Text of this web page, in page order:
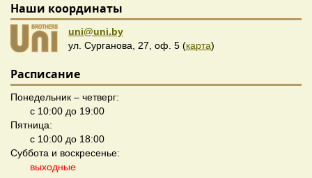
Наши координаты
uni@uni.by
ул. Сурганова, 27, оф. 5 (карта)
Расписание
Понедельник – четверг:
с 10:00 до 19:00
Пятница:
с 10:00 до 18:00
Суббота и воскресенье:
выходные